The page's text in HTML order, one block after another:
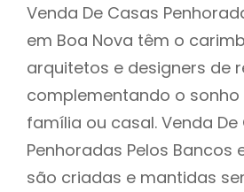
Venda De Casas
em Boa Nova têm o
arquitetos e designers de
complementando o sonho
família ou casal. Venda De
Penhoradas Pelos Bancos
são criadas e mantidas